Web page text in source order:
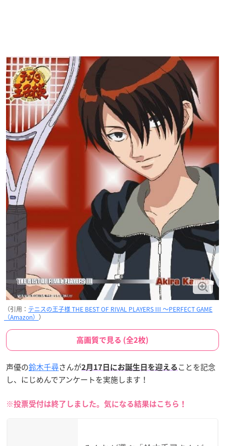
（引用： テニスの王子様 THE BEST OF RIVAL PLAYERS III ～PERFECT GAME
（Amazon） ）
高画質で見る (全2枚)
声優の鈴木千尋さんが2月17日にお誕生日を迎える ことを記念
し、にじめんでアンケートを実施します！
※投票受付は終了しました。気になる結果はこちら！